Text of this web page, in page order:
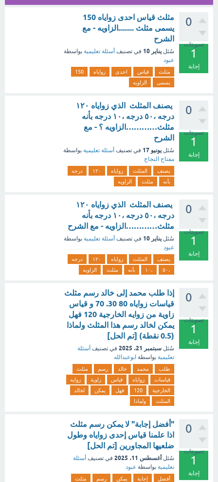
0
تصويتات
1
إجابة
مثلث قياس احدى زواياه 150
يسمى مثلث ........الزاويه - مع
الشرح
سُئل يناير 10 في تصنيف أسئلة تعليمية بواسطة
عبود
مثلث قياس احدى زواياه
150
يسمى
الزاويه
0
تصويتات
1
إجابة
‏ ‏يصنف المثلث ‏ ‏الذي زواياه ١٢٠
درجه ،٥٠ درجه ،١٠ درجه بأنه
مثلث…………الزاويه ؟ - مع
الشرح
سُئل يونيو 17 في تصنيف أسئلة تعليمية بواسطة
مفتاح النجاح
يصنف المثلث زواياه ١٢٠
درجه
بأنه
مثلث الزاويه
0
تصويتات
1
إجابة
‏ ‏يصنف المثلث ‏ ‏الذي زواياه ١٢٠
درجه ،٥٠ درجه ،١٠ درجه بأنه
مثلث…………الزاويه - مع الشرح
سُئل يناير 10 في تصنيف أسئلة تعليمية بواسطة
عبود
يصنف المثلث زواياه ١٢٠
درجه
،٥٠
،١٠ بأنه مثلث الزاويه
0
تصويتات
1
إجابة
إذا طلب محمد إلى خالد رسم مثلث
قياسات زواياه 80 30. 70 و قياس
زاوية من زوايه الخارجية 120 فهل
يمكن لخالد رسم هذا المثلث ولماذا
(0.5 نقطة) [تم الحل]
سُئل سبتمبر 21، 2025 في تصنيف أسئلة
تعليمية بواسطة ابوعبدالله
طلب محمد خالد رسم
مثلث
قياسات
زواياه قياس زاوية
زوايه
الخارجية
120 فهل يمكن
لخالد
المثلث
ولماذا
0
تصويتات
1
إجابة
"أفضل إجابة" لا يمكن رسم مثلث
اذا علمنا قياس إحدى زواياه وطول
ضلعيها المجاورين [تم الحل]
سُئل أغسطس 11، 2025 في تصنيف أسئلة
تعليمية بواسطة عبود
أفضل إجابة يمكن رسم
مثلث